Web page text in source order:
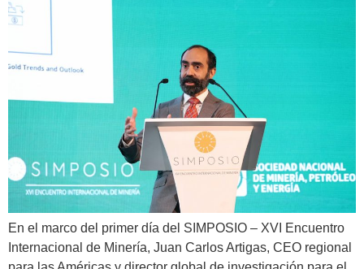
En el marco del primer día del SIMPOSIO – XVI Encuentro
Internacional de Minería, Juan Carlos Artigas, CEO regional